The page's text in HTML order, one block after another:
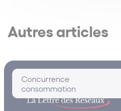
Autres articles
Concurrence
consommation